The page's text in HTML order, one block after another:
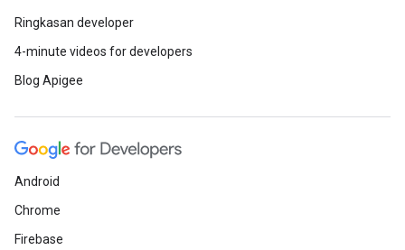
Ringkasan developer
4-minute videos for developers
Blog Apigee
Android
Chrome
Firebase